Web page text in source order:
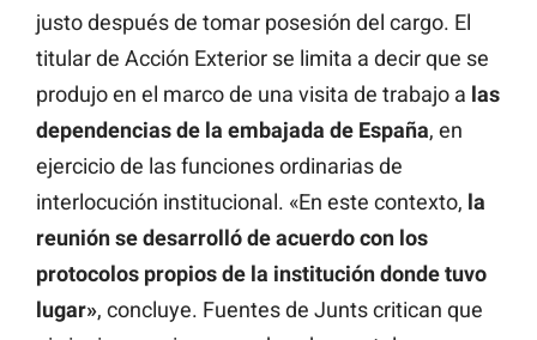
justo después de tomar posesión del cargo. El
titular de Acción Exterior se limita a decir que se
produjo en el marco de una visita de trabajo a las
dependencias de la embajada de España, en
ejercicio de las funciones ordinarias de
interlocución institucional. «En este contexto, la
reunión se desarrolló de acuerdo con los
protocolos propios de la institución donde tuvo
lugar», concluye. Fuentes de Junts critican que